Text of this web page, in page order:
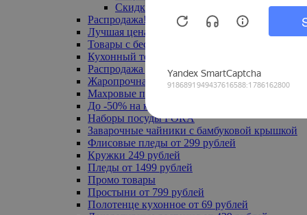
Скидка 20% по промокоду
Распродажа! Ульяновск до -70%
Лучшая цена
Товары с бесплатной доставкой
Кухонный текстиль
Распродажа до -50%
Жаропрочная посуда
Махровые полотенца
До -50% на ковры
Наборы посуды FORA
Заварочные чайники с бамбуковой крышкой
Флисовые пледы от 299 рублей
Кружки 249 рублей
Пледы от 1499 рублей
Промо товары
Простыни от 799 рублей
Полотенце кухонное от 69 рублей